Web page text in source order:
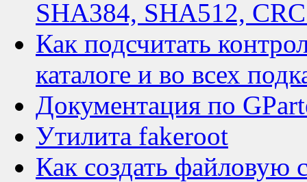
SHA384, SHA512,
Как подсчитать
каталоге и во всех
Документация по
Утилита fakeroot
Как создать файловую